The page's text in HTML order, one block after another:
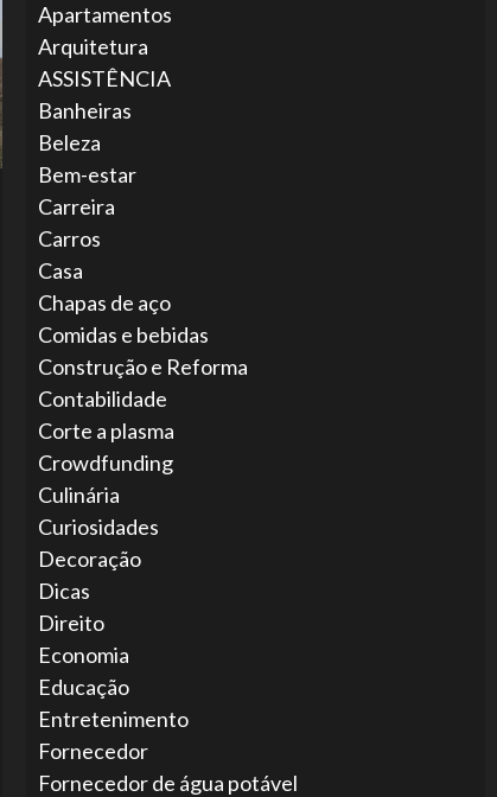
Apartamentos
Arquitetura
ASSISTÊNCIA
Banheiras
Beleza
Bem-estar
Carreira
Carros
Casa
Chapas de aço
Comidas e bebidas
Construção e Reforma
Contabilidade
Corte a plasma
Crowdfunding
Culinária
Curiosidades
Decoração
Dicas
Direito
Economia
Educação
Entretenimento
Fornecedor
Fornecedor de água potável